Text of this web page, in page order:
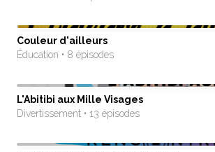
Couleur d'ailleurs
Éducation • 8 épisodes
L'Abitibi aux Mille Visages
Divertissement • 13 épisodes